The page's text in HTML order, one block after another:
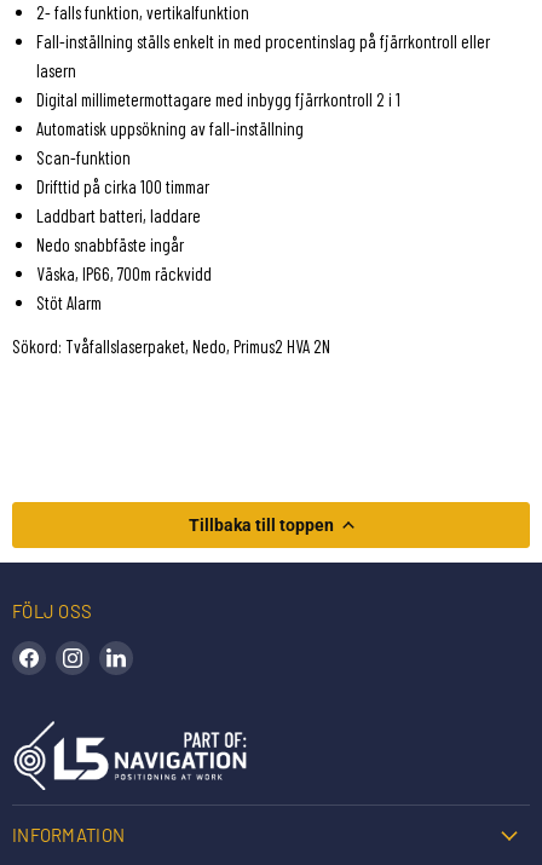
2- falls funktion, vertikalfunktion
Fall-inställning ställs enkelt in med procentinslag på fjärrkontroll eller
lasern
Digital millimetermottagare med inbygg fjärrkontroll 2 i 1
Automatisk uppsökning av fall-inställning
Scan-funktion
Drifttid på cirka 100 timmar
Laddbart batteri, laddare
Nedo snabbfäste ingår
Väska, IP66, 700m räckvidd
Stöt Alarm
Sökord: Tvåfallslaserpaket, Nedo, Primus2 HVA 2N
Tillbaka till toppen
FÖLJ OSS
Hitta oss på Facebook
Hitta oss på Instagram
INFORMATION